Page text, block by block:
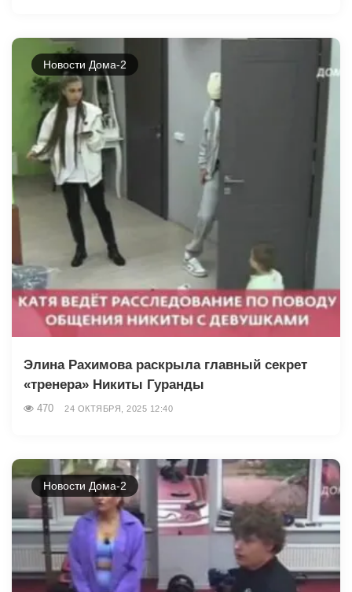
Новости Дома-2
Элина Рахимова раскрыла главный секрет
«тренера» Никиты Гуранды
470 24 ОКТЯБРЯ, 2025 12:40
Новости Дома-2